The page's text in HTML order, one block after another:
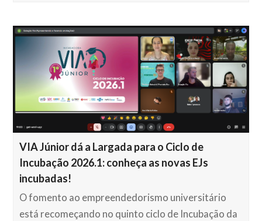
VIA Júnior dá a Largada para o Ciclo de
Incubação 2026.1: conheça as novas EJs
incubadas!
O fomento ao empreendedorismo universitário
está recomeçando no quinto ciclo de Incubação da